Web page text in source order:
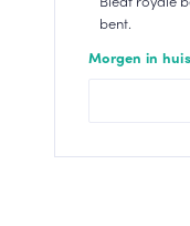
bent.
Morgen in huis